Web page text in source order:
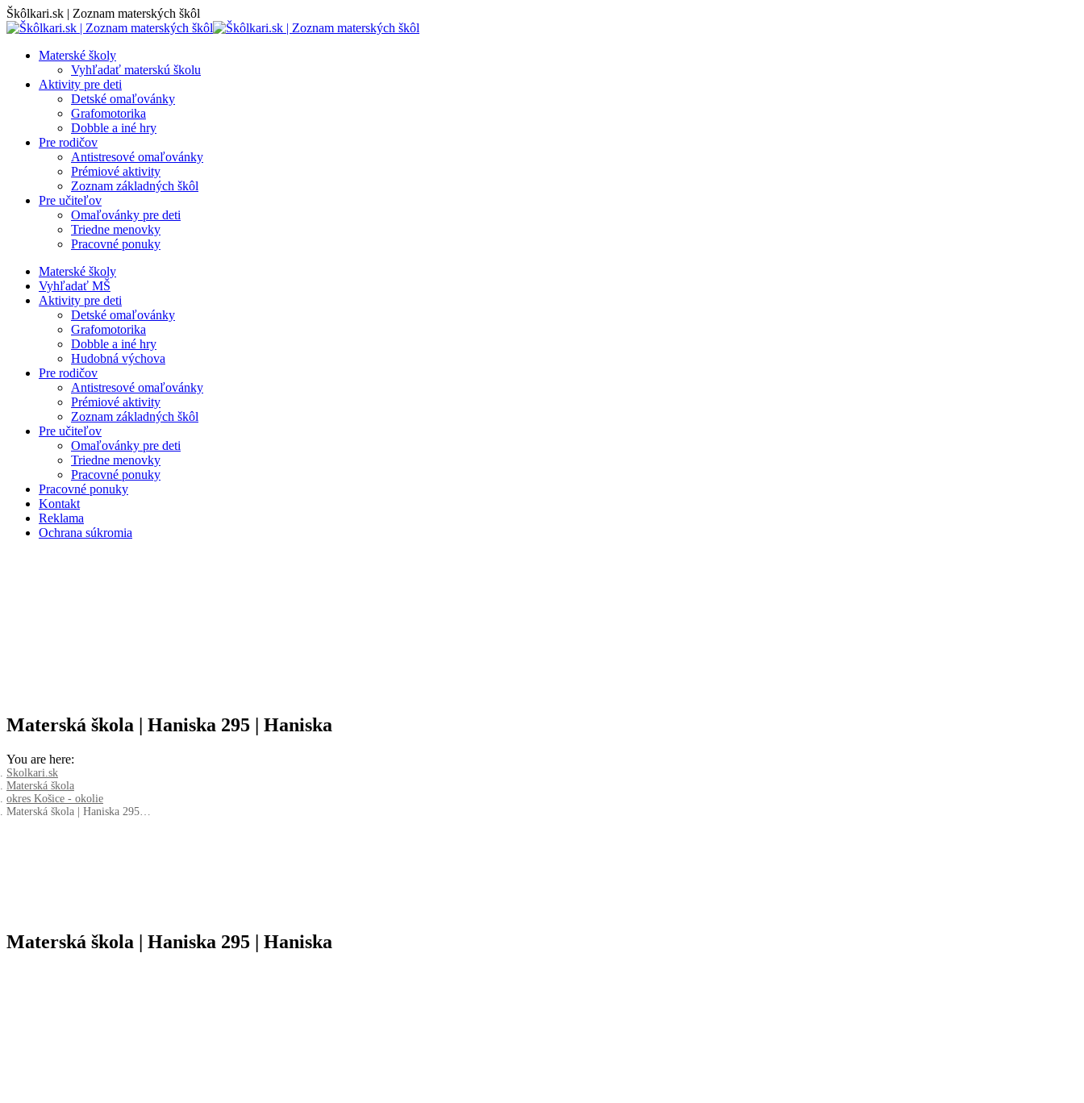
Skip
to
Škôlkari.sk | Zoznam materských škôl
Materské školy
Vyhľadať materskú školu
Aktivity pre deti
Detské omaľovánky
Grafomotorika
Dobble a iné hry
Pre rodičov
Antistresové omaľovánky
Prémiové aktivity
Zoznam základných škôl
Pre učiteľov
Omaľovánky pre deti
Triedne menovky
Pracovné ponuky
Materské školy
Vyhľadať MŠ
Aktivity pre deti
Detské omaľovánky
Grafomotorika
Dobble a iné hry
Hudobná výchova
Pre rodičov
Antistresové omaľovánky
Prémiové aktivity
Zoznam základných škôl
Pre učiteľov
Omaľovánky pre deti
Triedne menovky
Pracovné ponuky
Pracovné ponuky
Kontakt
Reklama
Ochrana súkromia
Materská škola | Haniska 295 | Haniska
You are here:
Skolkari.sk
Materská škola
okres Košice - okolie
Materská škola | Haniska 295…
Materská škola | Haniska 295 | Haniska